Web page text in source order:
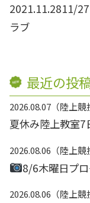
2021.11.2811/
ラブ
最近の投
2026.08.07 陸上競
夏休み陸上教室7
2026.08.06 陸上競
8/6木曜日プ
2026.08.06 陸上競